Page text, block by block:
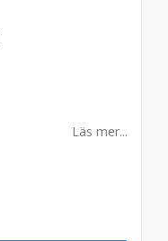
Läs mer...